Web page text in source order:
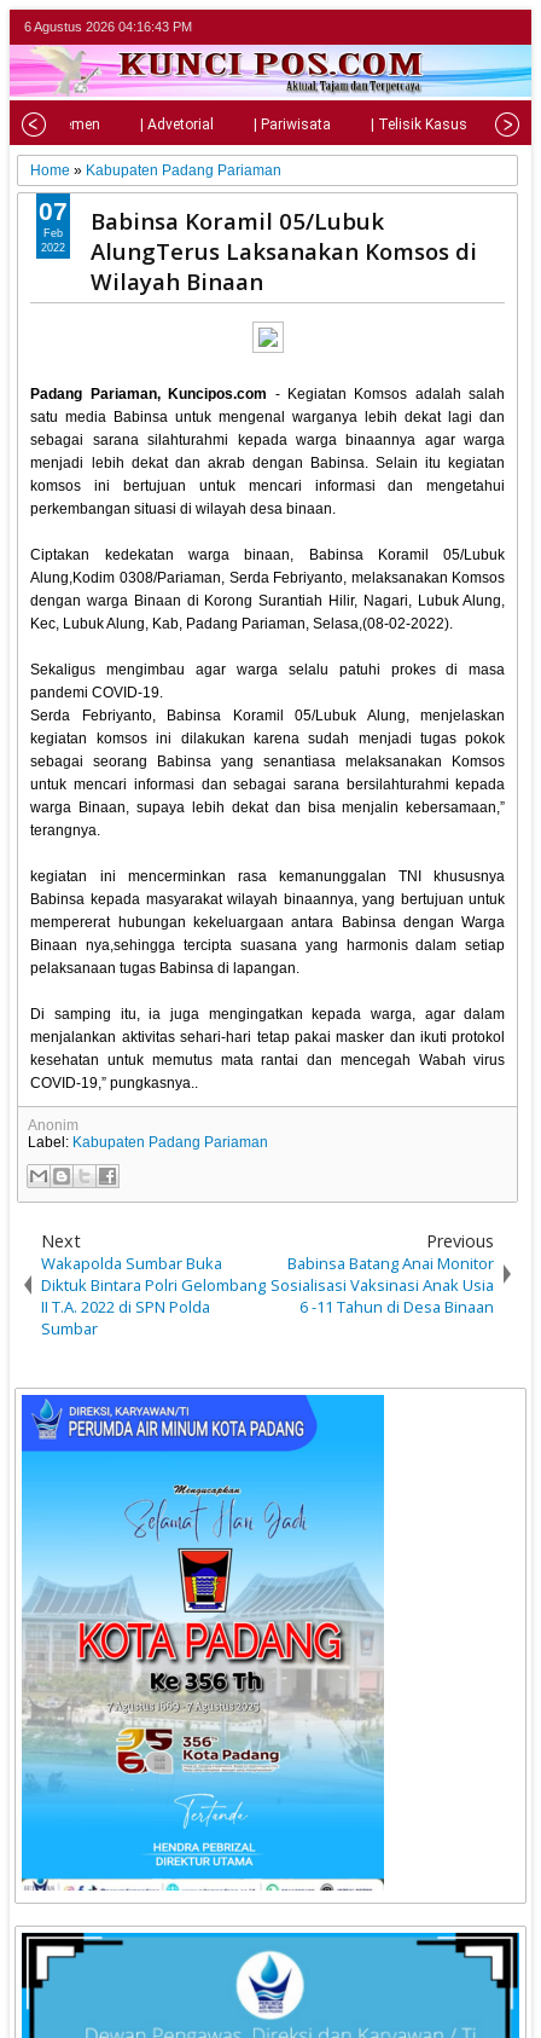
6 Agustus 2026 04:16:44 PM
| Parlemen | Advetorial | Pariwisata | Telisik Kasus |
Home » Kabupaten Padang Pariaman
Babinsa Koramil 05/Lubuk
AlungTerus Laksanakan Komsos di
Wilayah Binaan
Padang Pariaman, Kuncipos.com - Kegiatan Komsos adalah salah
satu media Babinsa untuk mengenal warganya lebih dekat lagi dan
sebagai sarana silahturahmi kepada warga binaannya agar warga
menjadi lebih dekat dan akrab dengan Babinsa. Selain itu kegiatan
komsos ini bertujuan untuk mencari informasi dan mengetahui
perkembangan situasi di wilayah desa binaan.
Ciptakan kedekatan warga binaan, Babinsa Koramil 05/Lubuk
Alung,Kodim 0308/Pariaman, Serda Febriyanto, melaksanakan Komsos
dengan warga Binaan di Korong Surantiah Hilir, Nagari, Lubuk Alung,
Kec, Lubuk Alung, Kab, Padang Pariaman, Selasa,(08-02-2022).
Sekaligus mengimbau agar warga selalu patuhi prokes di masa
pandemi COVID-19.
Serda Febriyanto, Babinsa Koramil 05/Lubuk Alung, menjelaskan
kegiatan komsos ini dilakukan karena sudah menjadi tugas pokok
sebagai seorang Babinsa yang senantiasa melaksanakan Komsos
untuk mencari informasi dan sebagai sarana bersilahturahmi kepada
warga Binaan, supaya lebih dekat dan bisa menjalin kebersamaan,”
terangnya.
kegiatan ini mencerminkan rasa kemanunggalan TNI khususnya
Babinsa kepada masyarakat wilayah binaannya, yang bertujuan untuk
mempererat hubungan kekeluargaan antara Babinsa dengan Warga
Binaan nya,sehingga tercipta suasana yang harmonis dalam setiap
pelaksanaan tugas Babinsa di lapangan.
Di samping itu, ia juga mengingatkan kepada warga, agar dalam
menjalankan aktivitas sehari-hari tetap pakai masker dan ikuti protokol
kesehatan untuk memutus mata rantai dan mencegah Wabah virus
COVID-19,” pungkasnya..
07
Feb
2022
Anonim
Label: Kabupaten Padang Pariaman
Next
Wakapolda Sumbar Buka
Diktuk Bintara Polri Gelombang
II T.A. 2022 di SPN Polda
Sumbar
Previous
Babinsa Batang Anai Monitor
Sosialisasi Vaksinasi Anak Usia
6 -11 Tahun di Desa Binaan